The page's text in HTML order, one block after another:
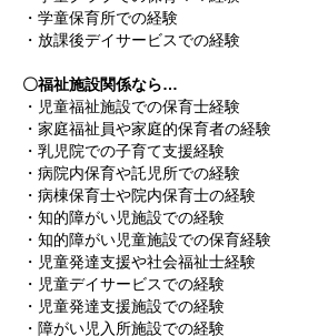
・学童保育所での経験
・放課後デイサービスでの経験
〇福祉施設関係なら…
・児童福祉施設での保育士経験
・家庭福祉員や家庭的保育者の経験
・乳児院での子育て支援経験
・病院内保育や託児所での経験
・病棟保育士や院内保育士の経験
・知的障がい児施設での経験
・知的障がい児童施設での保育経験
・児童発達支援や社会福祉士経験
・児童デイサービスでの経験
・児童発達支援施設での経験
・障がい児入所施設での経験